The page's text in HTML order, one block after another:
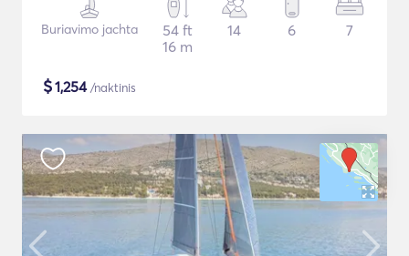
Buriavimo jachta
54 ft
16 m
14 6 7
$1,254/naktinis